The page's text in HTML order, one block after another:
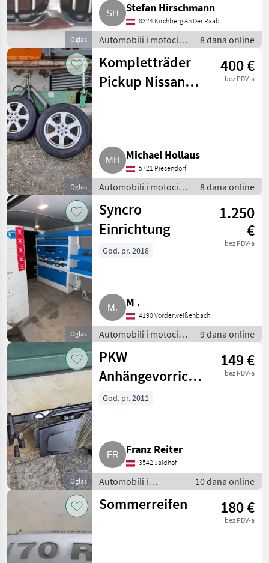
Oglas
Stefan Hirschmann
8324 Kirchberg An Der Raab
Automobili i motocikli
/ Dijelovi za
automobile
8 dana online
Oglas
Kompletträder
Pickup Nissan
400 €
bez PDV-a
Michael Hollaus
5721 Piesendorf
Automobili i motocikli
/ Dijelovi za
automobile
8 dana online
Oglas
Syncro
Einrichtung
1.250
€
bez PDV-a
God. pr. 2018
M .
4190 Vorderweißenbach
Automobili i motocikli
/ Dijelovi za
automobile
9 dana online
Oglas
PKW
Anhängevorrichtung
BMW X3
149 €
bez PDV-a
God. pr. 2011
Franz Reiter
3542 Jaidhof
Automobili i
motocikli / Dijelovi
za automobile
10 dana online
Sommerreifen 180 €
bez PDV-a